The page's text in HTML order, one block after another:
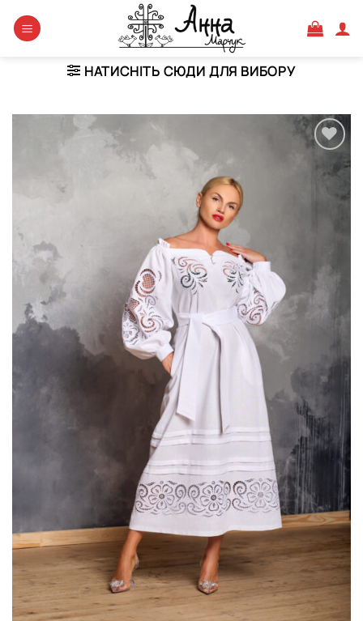
НАТИСНІТЬ СЮДИ ДЛЯ ВИБОРУ
Додати
виріб у
вибране